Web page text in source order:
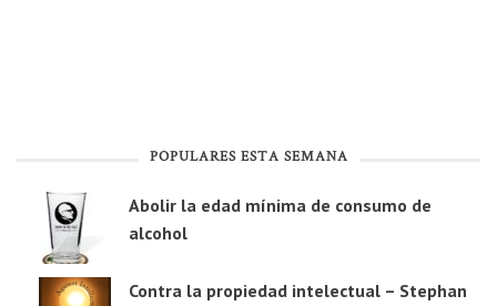
POPULARES ESTA SEMANA
Abolir la edad mínima de consumo de
alcohol
Contra la propiedad intelectual – Stephan